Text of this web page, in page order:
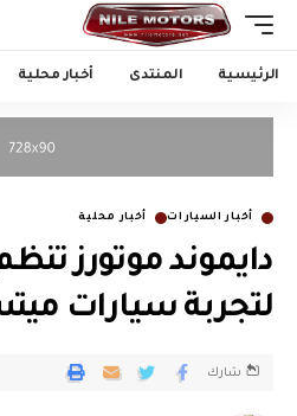
الرئيسية المنتدى أخبار محلية
أخبار السيارات أخبار محلية
دايموند موتورز
لتجربة سيارات
شارك